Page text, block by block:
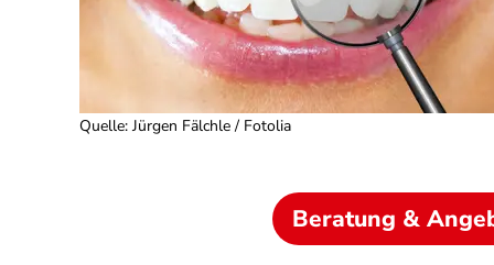
Quelle: Jürgen Fälchle / Fotolia
Beratung &